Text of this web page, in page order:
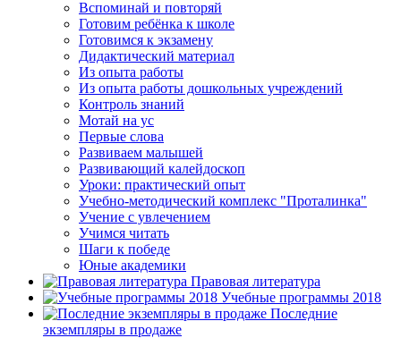
Вспоминай и повторяй
Готовим ребёнка к школе
Готовимся к экзамену
Дидактический материал
Из опыта работы
Из опыта работы дошкольных учреждений
Контроль знаний
Мотай на ус
Первые слова
Развиваем малышей
Развивающий калейдоскоп
Уроки: практический опыт
Учебно-методический комплекс "Проталинка"
Учение с увлечением
Учимся читать
Шаги к победе
Юные академики
Правовая литература
Учебные программы 2018
Последние
экземпляры в продаже